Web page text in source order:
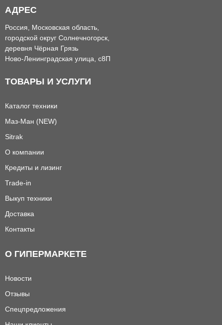
АДРЕС
Россия, Московская область,
городской округ Солнечногорск,
деревня Чёрная Грязь
Ново-Ленинградская улица, с8П
ТОВАРЫ И УСЛУГИ
Каталог техники
Маз-Ман (NEW)
Sitrak
О компании
Кредиты и лизинг
Trade-in
Выкуп техники
Доставка
Контакты
О ГИПЕРМАРКЕТЕ
Новости
Отзывы
Спецпредложения